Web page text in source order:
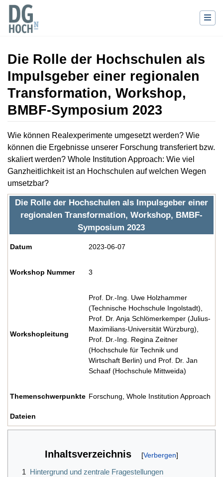
Die Rolle der Hochschulen als
Impulsgeber einer regionalen
Transformation, Workshop,
BMBF-Symposium 2023
Wechseln zu:Navigation,Suche
Wie können Realexperimente umgesetzt werden? Wie
können die Ergebnisse unserer Forschung transferiert bzw.
skaliert werden? Whole Institution Approach: Wie viel
Ganzheitlichkeit ist an Hochschulen auf welchen Wegen
umsetzbar?
Die Rolle der Hochschulen als Impulsgeber einer
regionalen Transformation, Workshop, BMBF-
Symposium 2023
Datum 2023-06-07
Workshop Nummer 3
Workshopleitung
Prof. Dr.-Ing. Uwe Holzhammer
(Technische Hochschule Ingolstadt),
Prof. Dr. Anja Schlömerkemper (Julius-
Maximilians-Universität Würzburg),
Prof. Dr.-Ing. Regina Zeitner
(Hochschule für Technik und
Wirtschaft Berlin) und Prof. Dr. Jan
Schaaf (Hochschule Mittweida)
Themenschwerpunkte Forschung, Whole Institution Approach
Dateien
Inhaltsverzeichnis
1 Hintergrund und zentrale Fragestellungen